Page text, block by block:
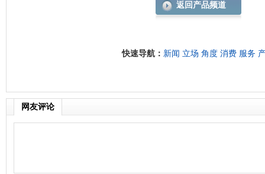
返回产品频道
快速导航： 新闻 立场 角度 消费 服务
网友评论